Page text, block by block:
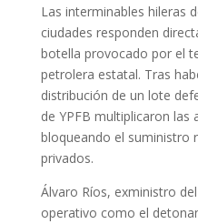
Las interminables hileras
ciudades responden
botella provocado por el
petrolera estatal. Tras
distribución de un lote
de YPFB multiplicaron las
bloqueando el suministro
privados.
Álvaro Ríos, exministro
operativo como el